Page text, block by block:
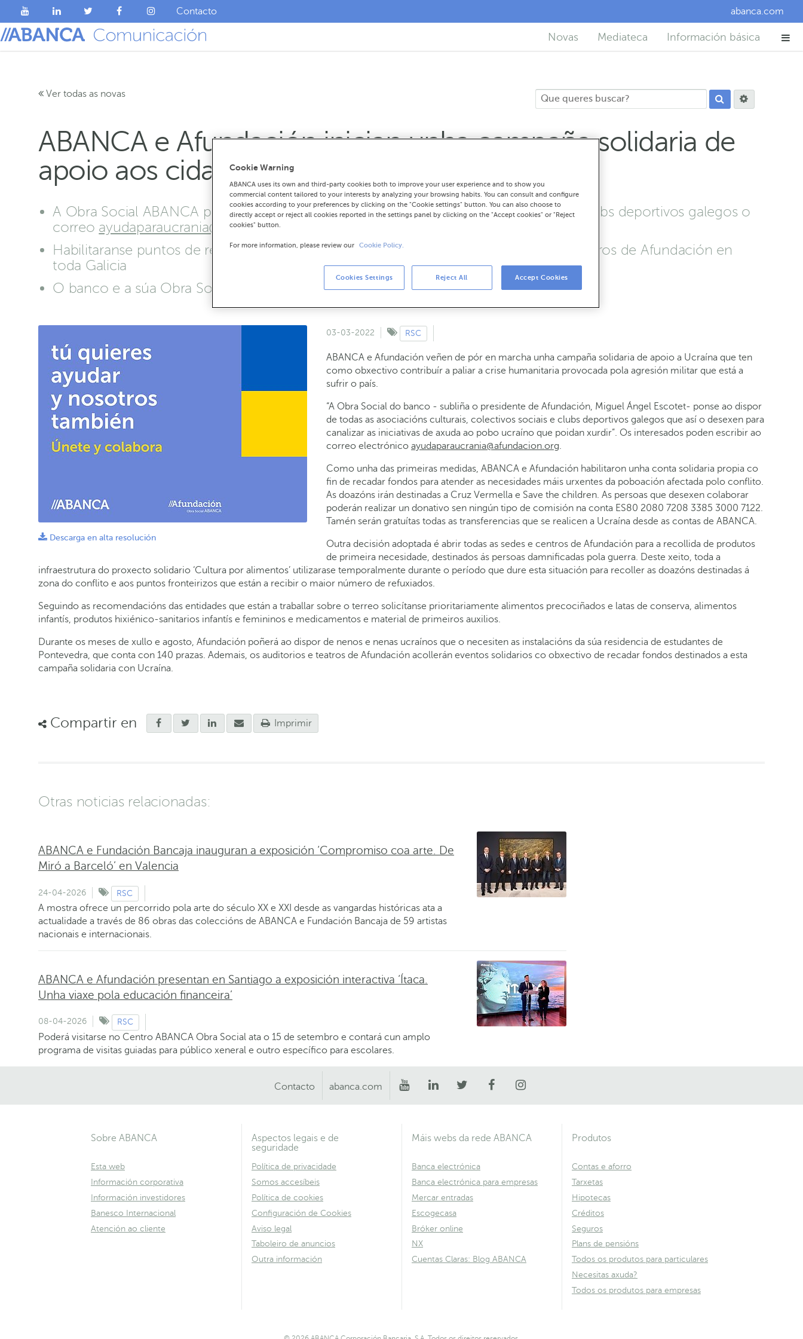
Contacto abanca.com
Novas Mediateca Información básica
Ver todas as novas
ABANCA e Afundación inician unha campaña solidaria de
apoio aos cidadáns e refuxiados de Ucraína
A Obra Social ABANCA pon ao dispor das asociacións culturais, colectivos sociais e clubs deportivos galegos o
correo ayudaparaucrania@afundacion.org
Habilitaranse puntos de recollida de produtos de primeira necesidade nas sedes e centros de Afundación en
toda Galicia
O banco e a súa Obra Social habilitan unha conta solidaria propia para recadar fondos
Descarga en alta resolución
03-03-2022 RSC
ABANCA e Afundación veñen de pór en marcha unha campaña solidaria de apoio a Ucraína que ten
como obxectivo contribuír a paliar a crise humanitaria provocada pola agresión militar que está a
sufrir o país.
“A Obra Social do banco - subliña o presidente de Afundación, Miguel Ángel Escotet- ponse ao dispor
de todas as asociacións culturais, colectivos sociais e clubs deportivos galegos que así o desexen para
canalizar as iniciativas de axuda ao pobo ucraíno que poidan xurdir”. Os interesados poden escribir ao
correo electrónico ayudaparaucrania@afundacion.org.
Como unha das primeiras medidas, ABANCA e Afundación habilitaron unha conta solidaria propia co
fin de recadar fondos para atender as necesidades máis urxentes da poboación afectada polo conflito.
As doazóns irán destinadas a Cruz Vermella e Save the children. As persoas que desexen colaborar
poderán realizar un donativo sen ningún tipo de comisión na conta ES80 2080 7208 3385 3000 7122.
Tamén serán gratuítas todas as transferencias que se realicen a Ucraína desde as contas de ABANCA.
Outra decisión adoptada é abrir todas as sedes e centros de Afundación para a recollida de produtos
de primeira necesidade, destinados ás persoas damnificadas pola guerra. Deste xeito, toda a
infraestrutura do proxecto solidario ‘Cultura por alimentos’ utilizarase temporalmente durante o período que dure esta situación para recoller as doazóns destinadas á
zona do conflito e aos puntos fronteirizos que están a recibir o maior número de refuxiados.
Seguindo as recomendacións das entidades que están a traballar sobre o terreo solicítanse prioritariamente alimentos precociñados e latas de conserva, alimentos
infantís, produtos hixiénico-sanitarios infantís e femininos e medicamentos e material de primeiros auxilios.
Durante os meses de xullo e agosto, Afundación poñerá ao dispor de nenos e nenas ucraínos que o necesiten as instalacións da súa residencia de estudantes de
Pontevedra, que conta con 140 prazas. Ademais, os auditorios e teatros de Afundación acollerán eventos solidarios co obxectivo de recadar fondos destinados a esta
campaña solidaria con Ucraína.
Compartir en Imprimir
Otras noticias relacionadas:
ABANCA e Fundación Bancaja inauguran a exposición ‘Compromiso coa arte. De
Miró a Barceló’ en Valencia
24-04-2026 RSC
A mostra ofrece un percorrido pola arte do século XX e XXI desde as vangardas históricas ata a
actualidade a través de 86 obras das coleccións de ABANCA e Fundación Bancaja de 59 artistas
nacionais e internacionais.
ABANCA e Afundación presentan en Santiago a exposición interactiva ‘Ítaca.
Unha viaxe pola educación financeira’
08-04-2026 RSC
Poderá visitarse no Centro ABANCA Obra Social ata o 15 de setembro e contará cun amplo
programa de visitas guiadas para público xeneral e outro específico para escolares.
Contacto abanca.com
Sobre ABANCA
Esta web
Información corporativa
Información investidores
Banesco Internacional
Atención ao cliente
Aspectos legais e de
seguridade
Política de privacidade
Somos accesíbeis
Política de cookies
Configuración de Cookies
Aviso legal
Taboleiro de anuncios
Outra información
Máis webs da rede ABANCA
Banca electrónica
Banca electrónica para empresas
Mercar entradas
Escogecasa
Bróker online
NX
Cuentas Claras: Blog ABANCA
Produtos
Contas e aforro
Tarxetas
Hipotecas
Créditos
Seguros
Plans de pensións
Todos os produtos para particulares
Necesitas axuda?
Todos os produtos para empresas
Cookie Warning
ABANCA uses its own and third-party cookies both to improve your user experience and to show you
commercial content tailored to your interests by analyzing your browsing habits. You can consult and configure
cookies according to your preferences by clicking on the "Cookie settings" button. You can also choose to
directly accept or reject all cookies reported in the settings panel by clicking on the "Accept cookies" or "Reject
cookies" button.
For more information, please review our Cookie Policy.
Cookies Settings Reject All Accept Cookies